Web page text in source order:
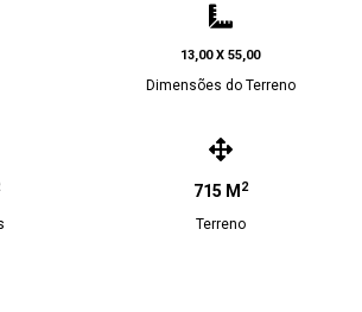
13,00 X 55,00
Dimensões do Terreno
715 M 2
Terreno